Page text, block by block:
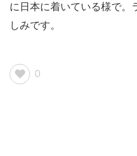
に日本に着いている様で。
しみです。
0